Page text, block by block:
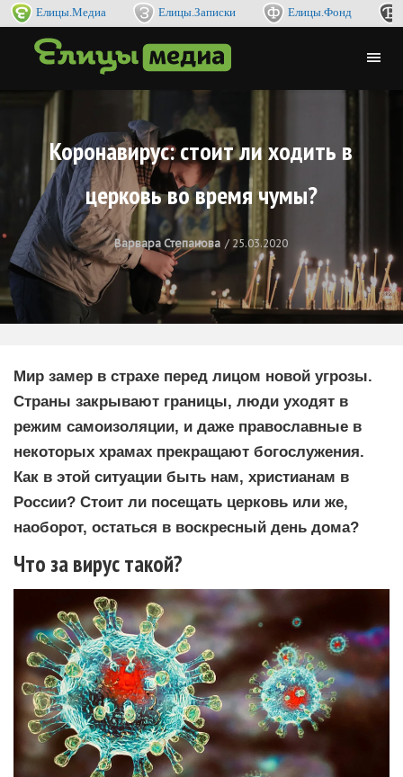
Елицы.Медиа Елицы.Записки Елицы.Фонд
Коронавирус: стоит ли ходить в
церковь во время чумы?
Варвара Степанова 25.03.2020
Мир замер в страхе перед лицом новой угрозы.
Страны закрывают границы, люди уходят в
режим самоизоляции, и даже православные в
некоторых храмах прекращают богослужения.
Как в этой ситуации быть нам, христианам в
России? Стоит ли посещать церковь или же,
наоборот, остаться в воскресный день дома?
Что за вирус такой?